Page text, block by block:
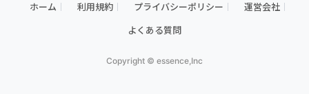
ホーム 利用規約 プライバシーポリシー 運営会社
よくある質問
Copyright © essence,Inc